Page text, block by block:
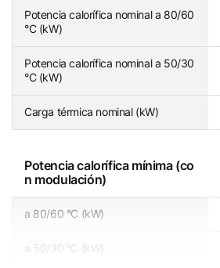
Potencia calorífica nominal a 80/60
°C (kW)
Potencia calorífica nominal a 50/30
°C (kW)
Carga térmica nominal (kW)
Potencia calorífica mínima (co
n modulación)
a 80/60 °C (kW)
a 50/30 °C (kW)